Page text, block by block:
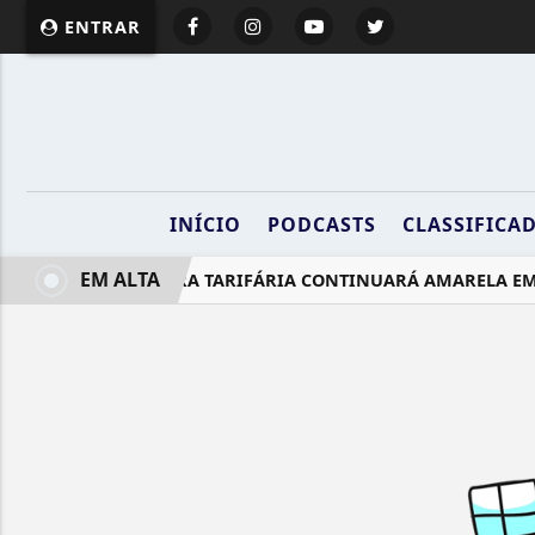
ENTRAR
INÍCIO PODCASTS
BANDEIRA TARIFÁRIA CONTINUARÁ AMARELA EM
EM ALTA